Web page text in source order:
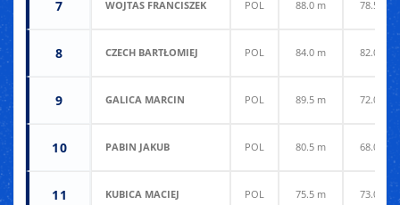
7 WOJTAS FRANCISZEK POL 88.0 m 78.5 m
8 CZECH BARTŁOMIEJ POL 84.0 m 82.0 m
9 GALICA MARCIN POL 89.5 m 72.0 m
10 PABIN JAKUB POL 80.5 m 68.0 m
11 KUBICA MACIEJ POL 75.5 m 73.0 m